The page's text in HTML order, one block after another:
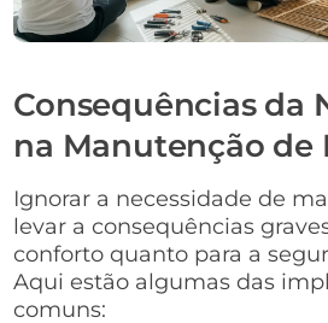
Consequências da
na Manutenção de
Ignorar a necessidade de
levar a consequências
conforto quanto para a
Aqui estão algumas das
comuns: